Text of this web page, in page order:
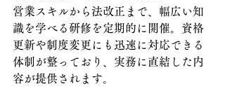
営業スキルから法改正まで、幅広い知
識を学べる研修を定期的に開催。資格
更新や制度変更にも迅速に対応できる
体制が整っており、実務に直結した内
容が提供されます。